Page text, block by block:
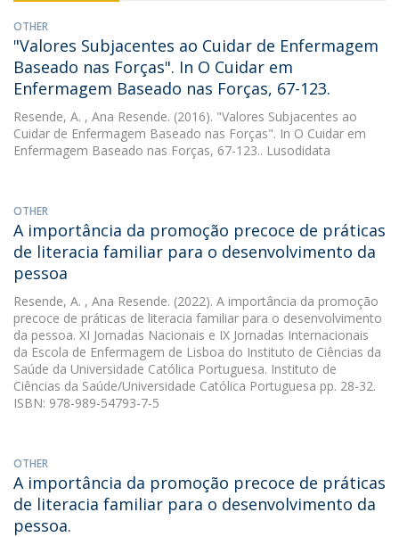
OTHER
"Valores Subjacentes ao Cuidar de Enfermagem
Baseado nas Forças". In O Cuidar em
Enfermagem Baseado nas Forças, 67-123.
Resende, A. , Ana Resende. (2016). "Valores Subjacentes ao
Cuidar de Enfermagem Baseado nas Forças". In O Cuidar em
Enfermagem Baseado nas Forças, 67-123.. Lusodidata
OTHER
A importância da promoção precoce de práticas
de literacia familiar para o desenvolvimento da
pessoa
Resende, A. , Ana Resende. (2022). A importância da promoção
precoce de práticas de literacia familiar para o desenvolvimento
da pessoa. XI Jornadas Nacionais e IX Jornadas Internacionais
da Escola de Enfermagem de Lisboa do Instituto de Ciências da
Saúde da Universidade Católica Portuguesa. Instituto de
Ciências da Saúde/Universidade Católica Portuguesa pp. 28-32.
ISBN: 978-989-54793-7-5
OTHER
A importância da promoção precoce de práticas
de literacia familiar para o desenvolvimento da
pessoa.